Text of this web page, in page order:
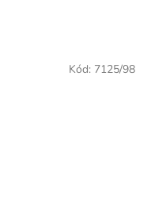
Kód: 7125/98